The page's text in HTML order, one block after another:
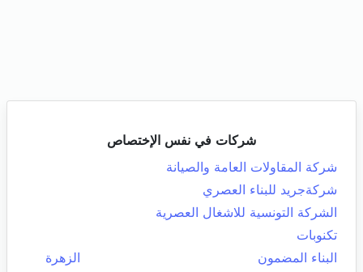
شركات في نفس الإختصاص
شركة المقاولات العامة والصيانة
شركةجريد للبناء العصري
الشركة التونسية للاشغال العصرية
تكنوبات
البناء المضمون
الزهرة